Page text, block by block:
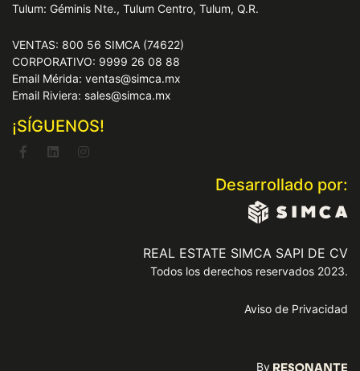
Tulum: Géminis Nte., Tulum Centro, Tulum, Q.R.
VENTAS: 800 56 SIMCA (74622)
CORPORATIVO: 9999 26 08 88
Email Mérida: ventas@simca.mx
Email Riviera: sales@simca.mx
¡SÍGUENOS!
Desarrollado por:
REAL ESTATE SIMCA SAPI DE CV
Todos los derechos reservados 2023.
Aviso de Privacidad
By